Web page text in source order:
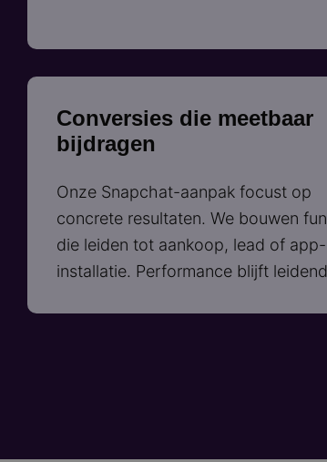
Conversies die meetbaar
bijdragen
Onze Snapchat-aanpak focust op
concrete resultaten. We bouwen
die leiden tot aankoop, lead of app-
installatie. Performance blijft